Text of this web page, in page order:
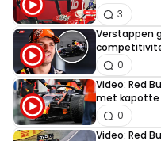
3
Verstappen
0
Video: Red
met kapotte
0
Video: Red